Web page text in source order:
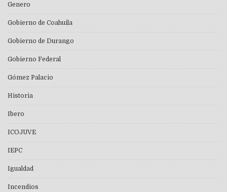
Genero
Gobierno de Coahuila
Gobierno de Durango
Gobierno Federal
Gómez Palacio
Historia
Ibero
ICOJUVE
IEPC
Igualdad
Incendios